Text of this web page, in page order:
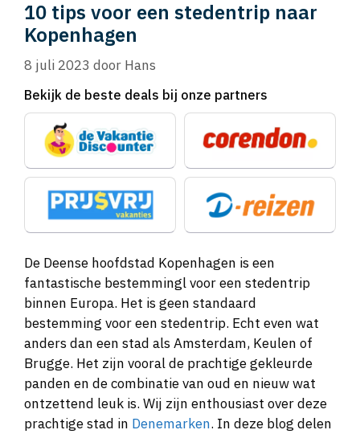
10 tips voor een stedentrip naar
Kopenhagen
8 juli 2023 door Hans
Bekijk de beste deals bij onze partners
De Deense hoofdstad Kopenhagen is een
fantastische bestemmingl voor een stedentrip
binnen Europa. Het is geen standaard
bestemming voor een stedentrip. Echt even wat
anders dan een stad als Amsterdam, Keulen of
Brugge. Het zijn vooral de prachtige gekleurde
panden en de combinatie van oud en nieuw wat
ontzettend leuk is. Wij zijn enthousiast over deze
prachtige stad in Denemarken. In deze blog delen